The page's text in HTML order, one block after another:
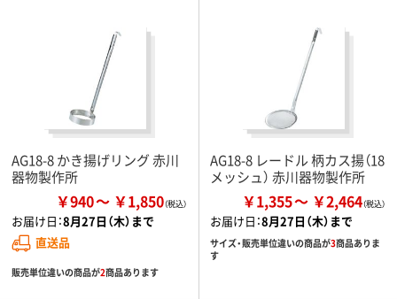
AG18-8 かき揚げリング 赤川
器物製作所
￥940 ￥1,850
お届け日：8月27日（木）まで
直送品
販売単位違いの商品が2商品あります
AG18-8 レードル 柄カス揚（18
メッシュ） 赤川器物製作所
￥1,355 ￥2,464
お届け日：8月27日（木）まで
サイズ・販売単位違いの商品が3商品ありま
す